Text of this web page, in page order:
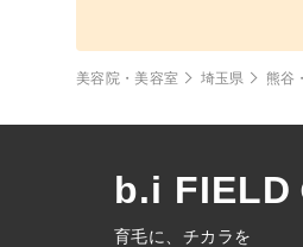
美容院・美容室 埼玉県 熊谷
b.i FIELD
育毛に、チカラを